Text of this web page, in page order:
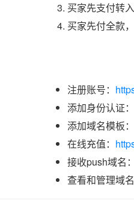
买家先支付转
买家先付全款
注册账号：
添加身份认证：
添加域名模板：
在线充值：
接收push域名：
查看和管理域名